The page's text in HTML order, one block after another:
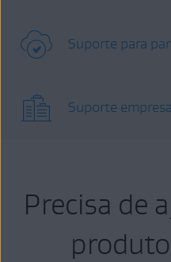
Suporte para
Suporte
Precisa de
produto